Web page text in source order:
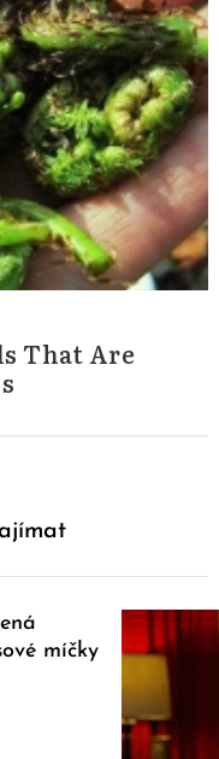
That Are
míčky